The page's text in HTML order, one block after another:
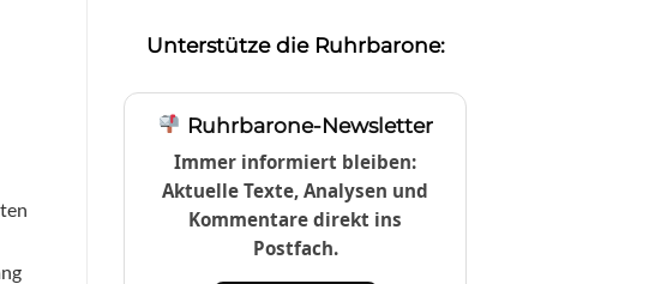
Unterstütze die Ruhrbarone:
Ruhrbarone-Newsletter
Immer informiert bleiben:
Aktuelle Texte, Analysen und
Kommentare direkt ins
Postfach.